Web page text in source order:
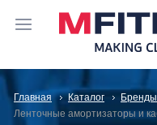
Главная Каталог Бренды
Ленточные амортизаторы и